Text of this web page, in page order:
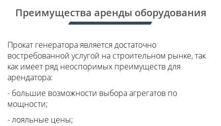
Преимущества аренды оборудования
Прокат генератора является достаточно
востребованной услугой на строительном рынке, так
как имеет ряд неоспоримых преимуществ для
арендатора:
- большие возможности выбора агрегатов по
мощности;
- лояльные цены;